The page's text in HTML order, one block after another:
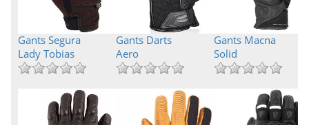
Gants Segura
Lady Tobias
Gants Darts
Aero
Gants Macna
Solid